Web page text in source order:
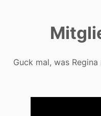
Guck mal, was